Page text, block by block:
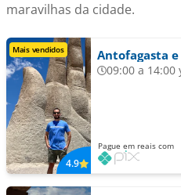
maravilhas da cidade.
Mais vendidos
4.9
Antofagasta
09:00 a
Pague em reais com